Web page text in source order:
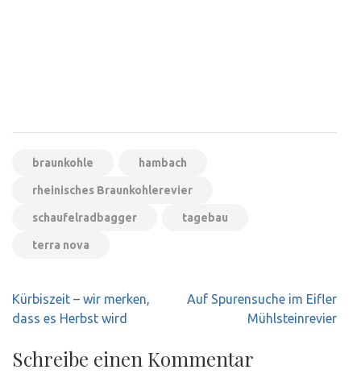
braunkohle hambach
rheinisches Braunkohlerevier
schaufelradbagger tagebau
terra nova
Beitragsnavigation
Kürbiszeit – wir merken,
dass es Herbst wird
Auf Spurensuche im Eifler
Mühlsteinrevier
Schreibe einen Kommentar